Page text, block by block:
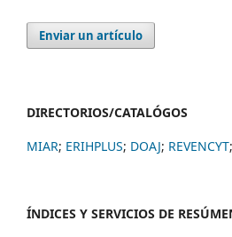
Enviar un artículo
DIRECTORIOS/CATALÓGOS
MIAR; ERIHPLUS; DOAJ; REVENCYT;
ÍNDICES Y SERVICIOS DE